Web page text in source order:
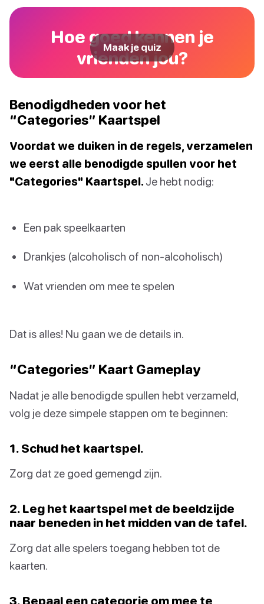
Hoe goed kennen je
vrienden jou?
Maak je quiz
Benodigdheden voor het
“Categories” Kaartspel
Voordat we duiken in de regels, verzamelen
we eerst alle benodigde spullen voor het
"Categories" Kaartspel. Je hebt nodig:
Een pak speelkaarten
Drankjes (alcoholisch of non-alcoholisch)
Wat vrienden om mee te spelen
Dat is alles! Nu gaan we de details in.
“Categories” Kaart Gameplay
Nadat je alle benodigde spullen hebt verzameld,
volg je deze simpele stappen om te beginnen:
1. Schud het kaartspel.
Zorg dat ze goed gemengd zijn.
2. Leg het kaartspel met de beeldzijde
naar beneden in het midden van de tafel.
Zorg dat alle spelers toegang hebben tot de
kaarten.
3. Bepaal een categorie om mee te